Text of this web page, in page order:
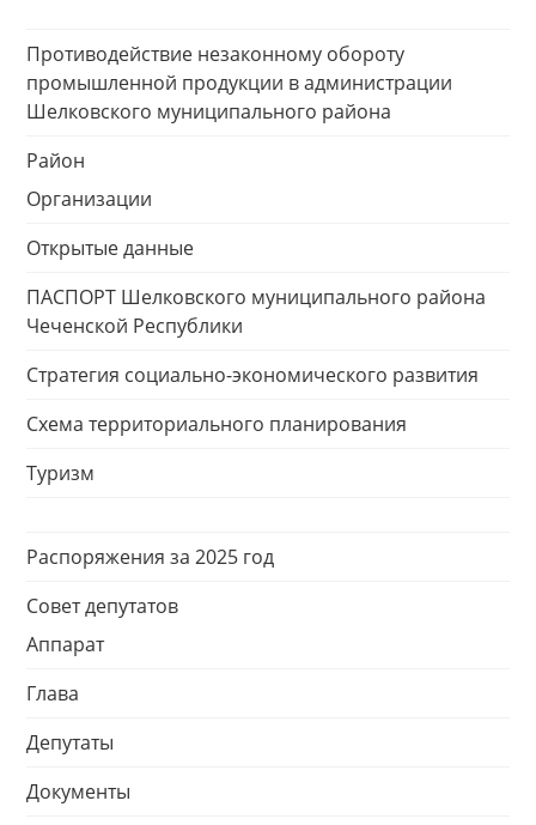
Противодействие незаконному обороту
промышленной продукции в администрации
Шелковского муниципального района
Район
Организации
Открытые данные
ПАСПОРТ Шелковского муниципального района
Чеченской Республики
Стратегия социально-экономического развития
Схема территориального планирования
Туризм
Распоряжения за 2025 год
Совет депутатов
Аппарат
Глава
Депутаты
Документы